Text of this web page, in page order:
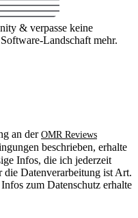
& verpasse keine
Landschaft mehr.
an derOMR Reviews
beschrieben, erhalte
Infos, die ich jederzeit
die Datenverarbeitung ist Art.
zum Datenschutz erhalte